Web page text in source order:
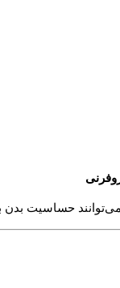
می‌توانند حساسیت بدن